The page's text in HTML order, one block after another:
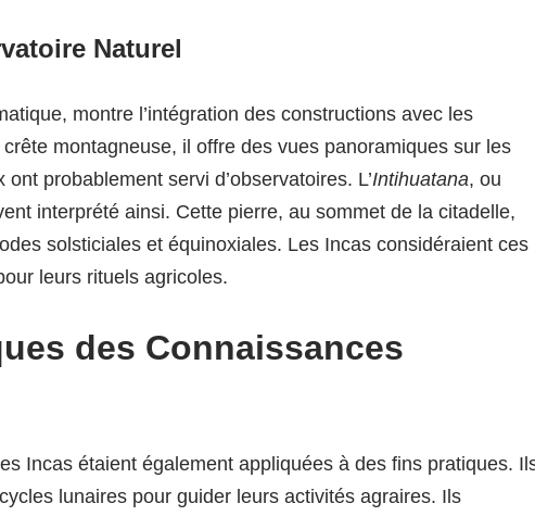
Naturel
montre l’intégration des constructions avec les
montagneuse, il offre des vues panoramiques sur les
probablement servi d’observatoires. L’Intihuatana, ou
interprété ainsi. Cette pierre, au sommet de la citadelle,
solsticiales et équinoxiales. Les Incas considéraient ces
leurs rituels agricoles.
des Connaissances
Incas étaient également appliquées à des fins pratiques.
lunaires pour guider leurs activités agraires. Ils